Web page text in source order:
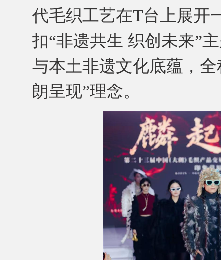
代毛织工艺在T台上展开
扣“非遗共生 织创未来”
与本土非遗文化底蕴，
朗呈现”理念。